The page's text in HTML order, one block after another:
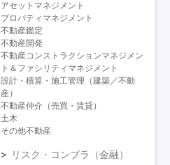
アセットマネジメント
プロパティマネジメント
不動産鑑定
不動産開発
不動産コンストラクションマネジメン
ト＆ファシリティマネジメント
設計・積算・施工管理（建築／不動
産）
不動産仲介（売買・賃貸）
土木
その他不動産
リスク・コンプラ（金融）